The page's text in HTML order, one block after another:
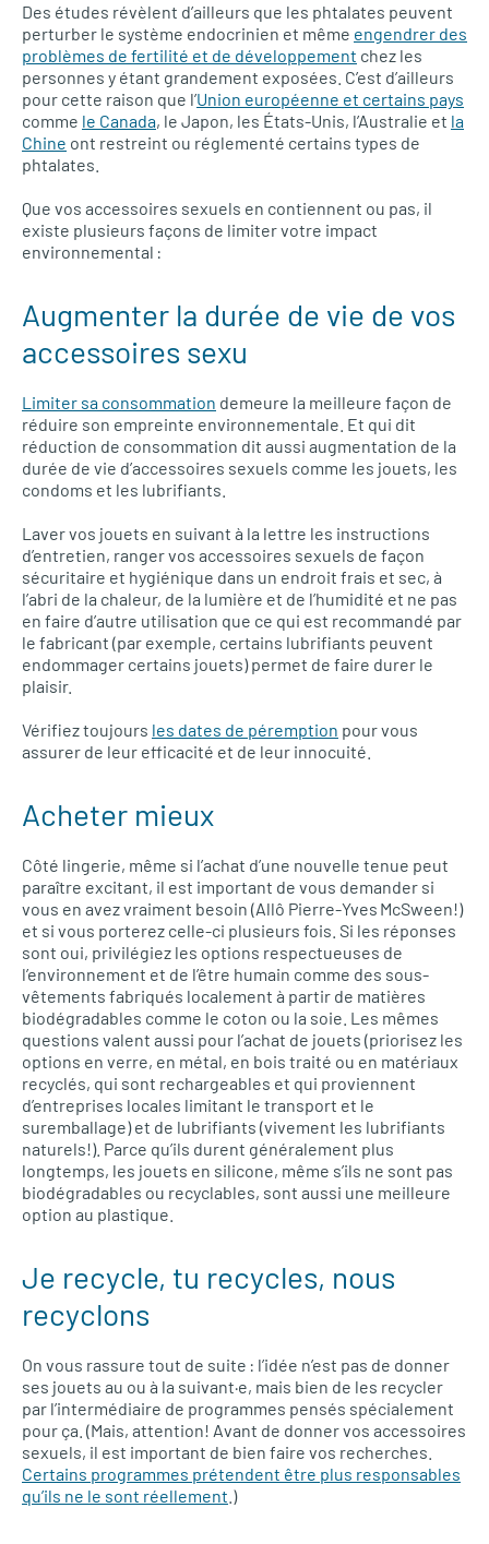
Des études révèlent d’ailleurs que les phtalates peuvent
perturber le système endocrinien et même engendrer des
problèmes de fertilité et de développement chez les
personnes y étant grandement exposées. C’est d’ailleurs
pour cette raison que l’Union européenne et certains pays
comme le Canada, le Japon, les États-Unis, l’Australie et la
Chine ont restreint ou réglementé certains types de
phtalates.
Que vos accessoires sexuels en contiennent ou pas, il
existe plusieurs façons de limiter votre impact
environnemental :
Augmenter la durée de vie de vos
accessoires sexu
Limiter sa consommation demeure la meilleure façon de
réduire son empreinte environnementale. Et qui dit
réduction de consommation dit aussi augmentation de la
durée de vie d’accessoires sexuels comme les jouets, les
condoms et les lubrifiants.
Laver vos jouets en suivant à la lettre les instructions
d’entretien, ranger vos accessoires sexuels de façon
sécuritaire et hygiénique dans un endroit frais et sec, à
l’abri de la chaleur, de la lumière et de l’humidité et ne pas
en faire d’autre utilisation que ce qui est recommandé par
le fabricant (par exemple, certains lubrifiants peuvent
endommager certains jouets) permet de faire durer le
plaisir.
Vérifiez toujours les dates de péremption pour vous
assurer de leur efficacité et de leur innocuité.
Acheter mieux
Côté lingerie, même si l’achat d’une nouvelle tenue peut
paraître excitant, il est important de vous demander si
vous en avez vraiment besoin (Allô Pierre-Yves McSween!)
et si vous porterez celle-ci plusieurs fois. Si les réponses
sont oui, privilégiez les options respectueuses de
l’environnement et de l’être humain comme des sous-
vêtements fabriqués localement à partir de matières
biodégradables comme le coton ou la soie. Les mêmes
questions valent aussi pour l’achat de jouets (priorisez les
options en verre, en métal, en bois traité ou en matériaux
recyclés, qui sont rechargeables et qui proviennent
d’entreprises locales limitant le transport et le
suremballage) et de lubrifiants (vivement les lubrifiants
naturels!). Parce qu’ils durent généralement plus
longtemps, les jouets en silicone, même s’ils ne sont pas
biodégradables ou recyclables, sont aussi une meilleure
option au plastique.
Je recycle, tu recycles, nous
recyclons
On vous rassure tout de suite : l’idée n’est pas de donner
ses jouets au ou à la suivant·e, mais bien de les recycler
par l’intermédiaire de programmes pensés spécialement
pour ça. (Mais, attention! Avant de donner vos accessoires
sexuels, il est important de bien faire vos recherches.
Certains programmes prétendent être plus responsables
qu’ils ne le sont réellement .)